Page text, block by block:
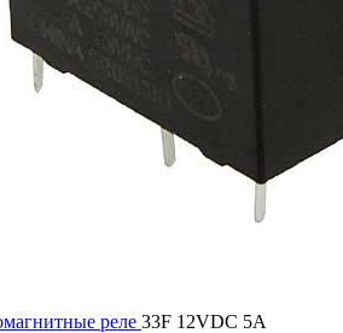
реле 33F 12VDC 5A